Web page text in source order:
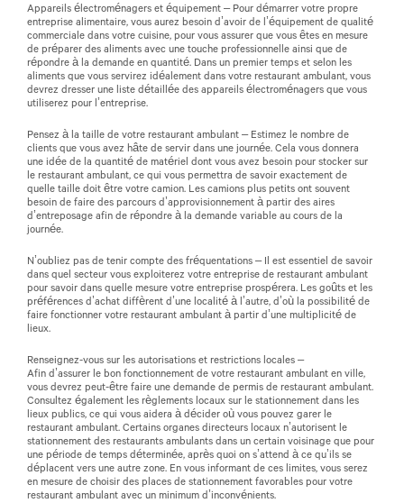
Appareils électroménagers et équipement – Pour démarrer votre propre
entreprise alimentaire, vous aurez besoin d’avoir de l’équipement de qualité
commerciale dans votre cuisine, pour vous assurer que vous êtes en mesure
de préparer des aliments avec une touche professionnelle ainsi que de
répondre à la demande en quantité. Dans un premier temps et selon les
aliments que vous servirez idéalement dans votre restaurant ambulant, vous
devrez dresser une liste détaillée des appareils électroménagers que vous
utiliserez pour l’entreprise.
Pensez à la taille de votre restaurant ambulant – Estimez le nombre de
clients que vous avez hâte de servir dans une journée. Cela vous donnera
une idée de la quantité de matériel dont vous avez besoin pour stocker sur
le restaurant ambulant, ce qui vous permettra de savoir exactement de
quelle taille doit être votre camion. Les camions plus petits ont souvent
besoin de faire des parcours d’approvisionnement à partir des aires
d’entreposage afin de répondre à la demande variable au cours de la
journée.
N’oubliez pas de tenir compte des fréquentations – Il est essentiel de savoir
dans quel secteur vous exploiterez votre entreprise de restaurant ambulant
pour savoir dans quelle mesure votre entreprise prospérera. Les goûts et les
préférences d’achat diffèrent d’une localité à l’autre, d’où la possibilité de
faire fonctionner votre restaurant ambulant à partir d’une multiplicité de
lieux.
Renseignez-vous sur les autorisations et restrictions locales –
Afin d’assurer le bon fonctionnement de votre restaurant ambulant en ville,
vous devrez peut-être faire une demande de permis de restaurant ambulant.
Consultez également les règlements locaux sur le stationnement dans les
lieux publics, ce qui vous aidera à décider où vous pouvez garer le
restaurant ambulant. Certains organes directeurs locaux n’autorisent le
stationnement des restaurants ambulants dans un certain voisinage que pour
une période de temps déterminée, après quoi on s’attend à ce qu’ils se
déplacent vers une autre zone. En vous informant de ces limites, vous serez
en mesure de choisir des places de stationnement favorables pour votre
restaurant ambulant avec un minimum d’inconvénients.